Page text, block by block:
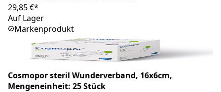
29,85 €*
Auf Lager
Markenprodukt
Cosmopor steril Wunderverband, 16x6cm,
Mengeneinheit: 25 Stück